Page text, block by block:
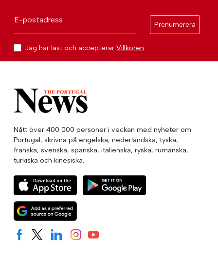
E-postadress
Prenumerera
Jag har läst och accepterar Villkoren
Nått över 400 000 personer i veckan med nyheter om
Portugal, skrivna på engelska, nederländska, tyska,
franska, svenska, spanska, italienska, ryska, rumänska,
turkiska och kinesiska.